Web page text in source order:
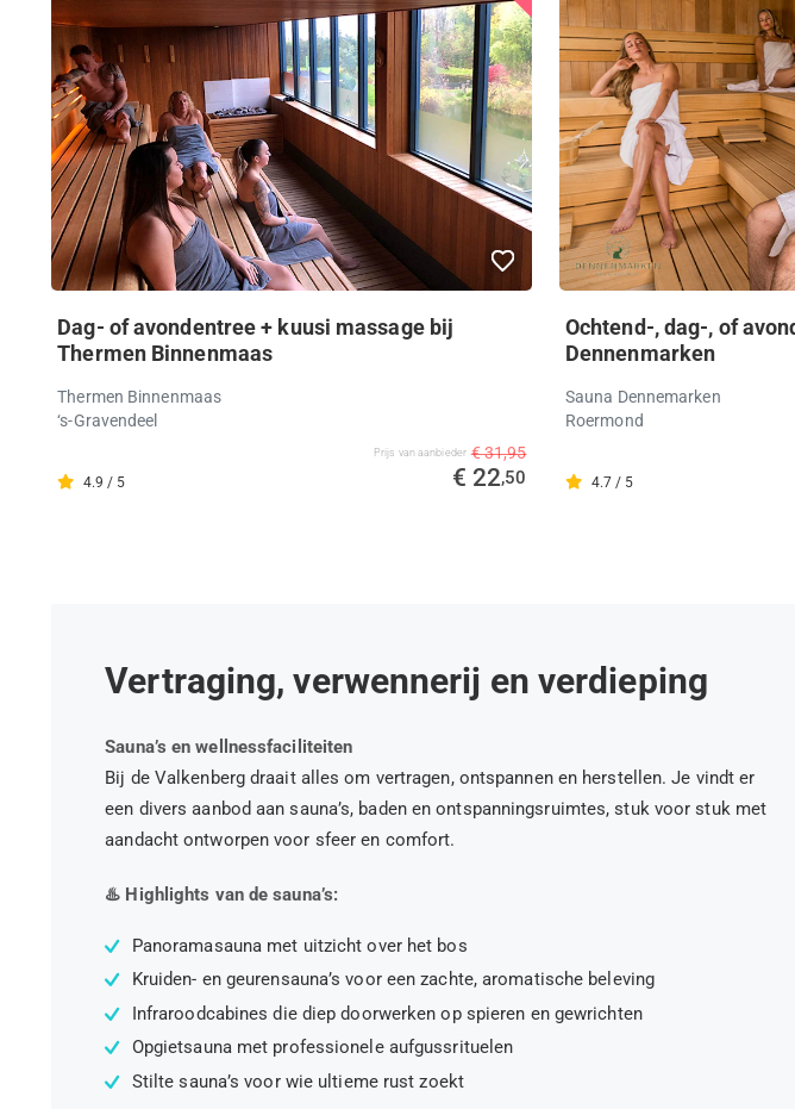
Dag- of avondentree + kuusi massage bij
Thermen Binnenmaas
Thermen Binnenmaas
‘s-Gravendeel
4.9 / 5
Prijs van aanbieder € 31,95
€ 22,50
Ochtend-, dag-, of
Dennenmarken
Sauna Dennemarken
Roermond
4.7 / 5
Vertraging, verwennerij en verdieping
Sauna’s en wellnessfaciliteiten
Bij de Valkenberg draait alles om vertragen, ontspannen en herstellen. Je vindt er
een divers aanbod aan sauna’s, baden en ontspanningsruimtes, stuk voor stuk met
aandacht ontworpen voor sfeer en comfort.
♨️ Highlights van de sauna’s:
Panoramasauna met uitzicht over het bos
Kruiden- en geurensauna’s voor een zachte, aromatische beleving
Infraroodcabines die diep doorwerken op spieren en gewrichten
Opgietsauna met professionele aufgussrituelen
Stilte sauna’s voor wie ultieme rust zoekt